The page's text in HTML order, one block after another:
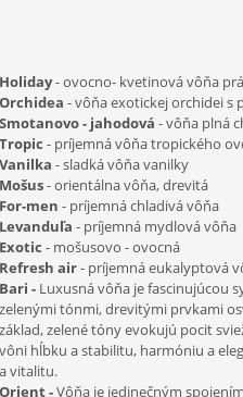
Serial production
Fragrant balls for shoes
Fragrant trees
Moths repellent
Sériová výroba
Guličky do topánok
Odpudzovač molí
Osviežovač stromček
Výrobky podľa Vášho návrhu
Obdĺžnik
Holiday- ovocno- kvetinová vôňa
Orchidea - vôňa exotickej orchidei s
Smotanovo - jahodová - vôňa plná
Tropic - príjemná vôňa tropického
Vanilka - sladká vôňa vanilky
Mošus- orientálna vôňa, drevitá
For-men - príjemná chladivá vôňa
Levanduľa - príjemná mydlová vôňa
Exotic - mošusovo - ovocná
Refresh air- príjemná eukalyptová
Bari - Luxusná vôňa je fascinujúcou
zelenými tónmi, drevitými prvkami
základ, zelené tóny evokujú pocit
vôni hĺbku a stabilitu, harmóniu a
a vitalitu.
Orient -Vôňa je jedinečným